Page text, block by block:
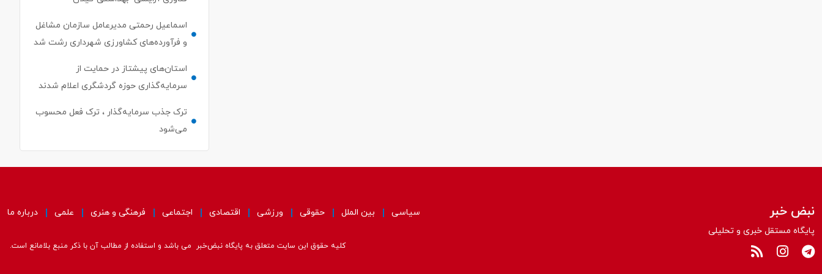
اسماعیل رحمتی مدیرعامل سازمان مشاغل
و فرآورده‌های کشاورزی شهرداری رشت شد
استان‌های پیشتاز در حمایت از
سرمایه‌گذاری حوزه گردشگری اعلام شدند
ترک جذب سرمایه‌گذار ، ترک فعل محسوب
می‌شود
نبض خبر
پایگاه مستقل خبری و تحلیلی
سیاسی بین الملل حقوقی ورزشی اقتصادی اجتماعی فرهنگی و هنری علمی درباره ما
کلیه حقوق این سایت متعلق به پایگاه نبض‌خبر می باشد و استفاده از مطالب آن با ذکر منبع بلامانع است.